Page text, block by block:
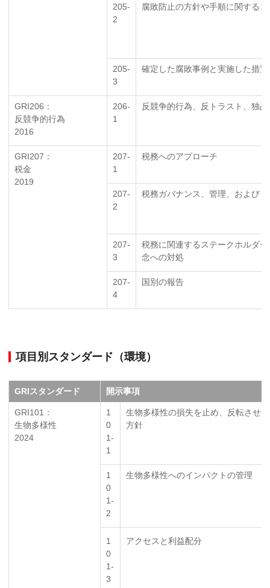
205-
2
腐敗防止の方針や手順に関する
205-
3
確定した腐敗事例と実施した措置
GRI206：
反競争的行為
2016
206-
1
反競争的行為、反トラスト、独
GRI207：
税金
2019
207-
1
税務へのアプローチ
207-
2
税務ガバナンス、管理、および
207-
3
税務に関連するステークホルダ
念への対処
207-
4
国別の報告
項目別スタンダード（環境）
GRIスタンダード 開示事項
GRI101：
生物多様性
2024
1
0
1-
1
生物多様性の損失を止め、反転させ
方針
1
0
1-
2
生物多様性へのインパクトの管理
1
0
1-
3
アクセスと利益配分